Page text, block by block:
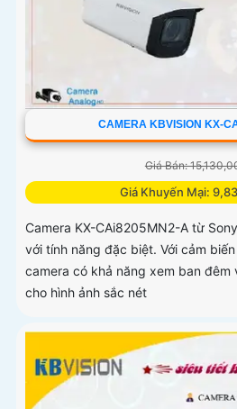
CAMERA KBVISION KX-
Giá Bán:
Giá Khuyến Mại:
Camera KX-CAi8205MN2-A từ
với tính năng đặc biệt. Với cảm biến
camera có khả năng xem ban đêm
cho hình ảnh sắc nét